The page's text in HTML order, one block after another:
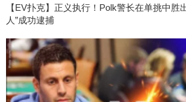
【EV扑克】正义执行！Polk警长在单挑中胜
人”成功逮捕